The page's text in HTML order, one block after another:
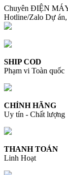
Chuyên ĐIỆN
Hotline/Zalo Dự
SHIP COD
Phạm vi Toàn quốc
CHÍNH HÃNG
Uy tín - Chất lượng
THANH TOÁN
Linh Hoạt